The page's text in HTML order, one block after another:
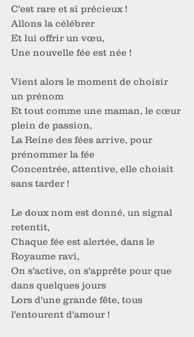
C'est rare et si précieux !
Allons la célébrer
Et lui offrir un vœu,
Une nouvelle fée est née !
Vient alors le moment de choisir
un prénom
Et tout comme une maman, le cœur
plein de passion,
La Reine des fées arrive, pour
prénommer la fée
Concentrée, attentive, elle choisit
sans tarder !
Le doux nom est donné, un signal
retentit,
Chaque fée est alertée, dans le
Royaume ravi,
On s'active, on s'apprête pour que
dans quelques jours
Lors d'une grande fête, tous
l'entourent d'amour !